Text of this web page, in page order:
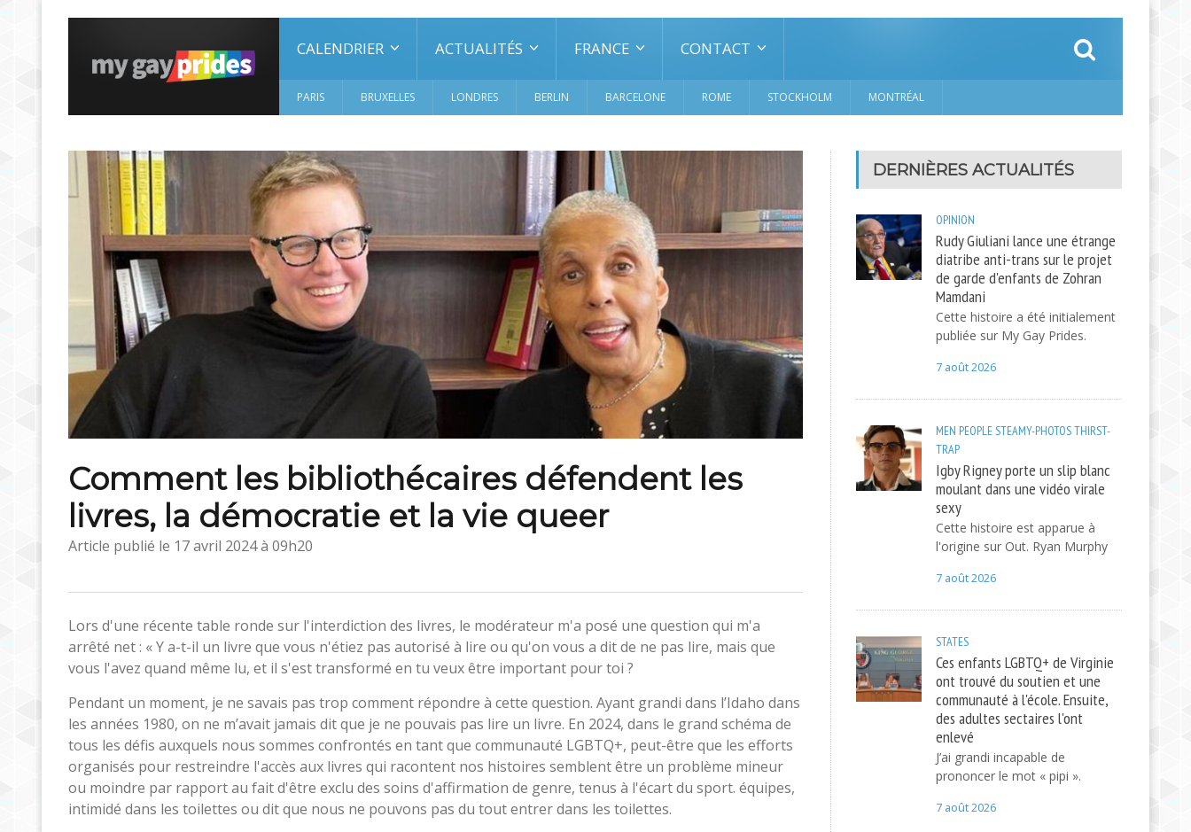
CALENDRIER ACTUALITÉS FRANCE CONTACT
PARIS BRUXELLES LONDRES BERLIN BARCELONE ROME STOCKHOLM MONTRÉAL
Comment les bibliothécaires défendent les
livres, la démocratie et la vie queer
Article publié le 17 avril 2024 à 09h20
Lors d'une récente table ronde sur l'interdiction des livres, le modérateur m'a posé une question qui m'a
arrêté net : « Y a-t-il un livre que vous n'étiez pas autorisé à lire ou qu'on vous a dit de ne pas lire, mais que
vous l'avez quand même lu, et il s'est transformé en tu veux être important pour toi ?
Pendant un moment, je ne savais pas trop comment répondre à cette question. Ayant grandi dans l’Idaho dans
les années 1980, on ne m’avait jamais dit que je ne pouvais pas lire un livre. En 2024, dans le grand schéma de
tous les défis auxquels nous sommes confrontés en tant que communauté LGBTQ+, peut-être que les efforts
organisés pour restreindre l'accès aux livres qui racontent nos histoires semblent être un problème mineur
ou moindre par rapport au fait d'être exclu des soins d'affirmation de genre, tenus à l'écart du sport. équipes,
intimidé dans les toilettes ou dit que nous ne pouvons pas du tout entrer dans les toilettes.
DERNIÈRES ACTUALITÉS
OPINION
Rudy Giuliani lance une étrange
diatribe anti-trans sur le projet
de garde d'enfants de Zohran
Mamdani
Cette histoire a été initialement
publiée sur My Gay Prides.
7 août 2026
MEN PEOPLESTEAMY-PHOTOSTHIRST-
TRAP
Igby Rigney porte un slip blanc
moulant dans une vidéo virale
sexy
Cette histoire est apparue à
l'origine sur Out. Ryan Murphy
7 août 2026
STATES
Ces enfants LGBTQ+ de Virginie
ont trouvé du soutien et une
communauté à l'école. Ensuite,
des adultes sectaires l'ont
enlevé
J’ai grandi incapable de
prononcer le mot « pipi ».
7 août 2026